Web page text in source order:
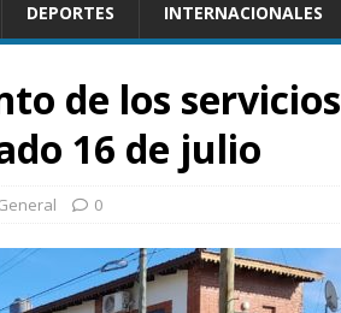
DEPORTES INTERNACIONALES
de los servicios
16 de julio
0